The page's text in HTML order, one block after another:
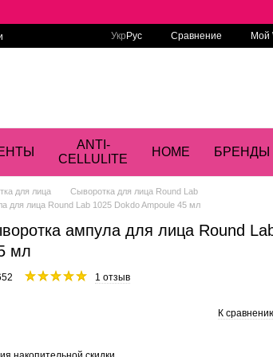
Укр Рус Сравнение Мой
ANTI-
CELLULITE
HOME БРЕНДЫ
для лица
Сыворотка для лица Round Lab
для лица Round Lab 1025 Dokdo Ampoule 45 мл
ампула для лица Round
мл
1 отзыв
К